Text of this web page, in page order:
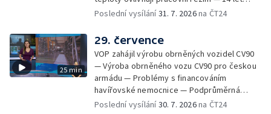
Sladké vzpomínky Opavska
vězení za vraždu ženy ve Staříči/ —
— Podvodník připravil 17 lidí o 4 miliony —
DPO pořídí 70 nových elektrobusů — V
Olomouci přibude 20 elektrobusů —
Mistryně světa Kneblová zpět v Olomouci —
Mobilní kurníky pomáhají s kvalitou půdy —
Výběr ze sociálních sítí ČT — Nové varhany v
Rudě u Rýmařova
Poslední vysílání31. 7. 2026na ČT24
25 min
29. července
VOP zahájil výrobu obrněných vozidel CV90
— Výroba obrněného vozu CV90 pro českou
armádu — Problémy s financováním
havířovské nemocnice — Podprůměrná
návštěvnost koupališť v červenci — Do
Poslední vysílání30. 7. 2026na ČT24